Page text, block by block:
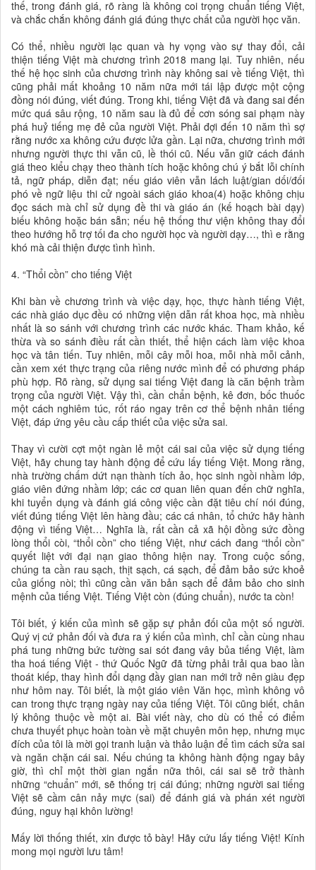
thế, trong đánh giá, rõ ràng là không coi trọng chuẩn tiếng Việt,
và chắc chắn không đánh giá đúng thực chất của người học văn.
Có thể, nhiều người lạc quan và hy vọng vào sự thay đổi, cải
thiện tiếng Việt mà chương trình 2018 mang lại. Tuy nhiên, nếu
thế hệ học sinh của chương trình này không sai về tiếng Việt, thì
cũng phải mất khoảng 10 năm nữa mới tái lập được một cộng
đồng nói đúng, viết đúng. Trong khi, tiếng Việt đã và đang sai đến
mức quá sâu rộng, 10 năm sau là đủ để cơn sóng sai phạm này
phá huỷ tiếng mẹ đẻ của người Việt. Phải đợi đến 10 năm thì sợ
rằng nước xa không cứu được lửa gần. Lại nữa, chương trình mới
nhưng người thực thi vẫn cũ, lề thói cũ. Nếu vẫn giữ cách đánh
giá theo kiểu chạy theo thành tích hoặc không chú ý bắt lỗi chính
tả, ngữ pháp, diễn đạt; nếu giáo viên vẫn lách luật/gian dối/đối
phó về ngữ liệu thi cử ngoài sách giáo khoa(4) hoặc không chịu
đọc sách mà chỉ sử dụng đề thi và giáo án (kế hoạch bài dạy)
biếu không hoặc bán sẵn; nếu hệ thống thư viện không thay đổi
theo hướng hỗ trợ tối đa cho người học và người dạy…, thì e rằng
khó mà cải thiện được tình hình.
4. “Thổi cồn” cho tiếng Việt
Khi bàn về chương trình và việc dạy, học, thực hành tiếng Việt,
các nhà giáo dục đều có những viện dẫn rất khoa học, mà nhiều
nhất là so sánh với chương trình các nước khác. Tham khảo, kế
thừa và so sánh điều rất cần thiết, thể hiện cách làm việc khoa
học và tân tiến. Tuy nhiên, mỗi cây mỗi hoa, mỗi nhà mỗi cảnh,
cần xem xét thực trạng của riêng nước mình để có phương pháp
phù hợp. Rõ ràng, sử dụng sai tiếng Việt đang là căn bệnh trầm
trọng của người Việt. Vậy thì, cần chẩn bệnh, kê đơn, bốc thuốc
một cách nghiêm túc, rốt ráo ngay trên cơ thể bệnh nhân tiếng
Việt, đáp ứng yêu cầu cấp thiết của việc sửa sai.
Thay vì cười cợt một ngàn lẻ một cái sai của việc sử dụng tiếng
Việt, hãy chung tay hành động để cứu lấy tiếng Việt. Mong rằng,
nhà trường chấm dứt nạn thành tích ảo, học sinh ngồi nhầm lớp,
giáo viên đứng nhầm lớp; các cơ quan liên quan đến chữ nghĩa,
khi tuyển dụng và đánh giá công việc cần đặt tiêu chí nói đúng,
viết đúng tiếng Việt lên hàng đầu; các cá nhân, tổ chức hãy hành
động vì tiếng Việt… Nghĩa là, rất cần cả xã hội đồng sức đồng
lòng thổi còi, “thổi cồn” cho tiếng Việt, như cách đang “thổi cồn”
quyết liệt với đại nạn giao thông hiện nay. Trong cuộc sống,
chúng ta cần rau sạch, thịt sạch, cá sạch, để đảm bảo sức khoẻ
của giống nòi; thì cũng cần văn bản sạch để đảm bảo cho sinh
mệnh của tiếng Việt. Tiếng Việt còn (đúng chuẩn), nước ta còn!
Tôi biết, ý kiến của mình sẽ gặp sự phản đối của một số người.
Quý vị cứ phản đối và đưa ra ý kiến của mình, chỉ cần cùng nhau
phá tung những bức tường sai sót đang vây bủa tiếng Việt, làm
tha hoá tiếng Việt - thứ Quốc Ngữ đã từng phải trải qua bao lần
thoát kiếp, thay hình đổi dạng đầy gian nan mới trở nên giàu đẹp
như hôm nay. Tôi biết, là một giáo viên Văn học, mình không vô
can trong thực trạng ngày nay của tiếng Việt. Tôi cũng biết, chân
lý không thuộc về một ai. Bài viết này, cho dù có thể có điểm
chưa thuyết phục hoàn toàn về mặt chuyên môn hẹp, nhưng mục
đích của tôi là mời gọi tranh luận và thảo luận để tìm cách sửa sai
và ngăn chặn cái sai. Nếu chúng ta không hành động ngay bây
giờ, thì chỉ một thời gian ngắn nữa thôi, cái sai sẽ trở thành
những “chuẩn” mới, sẽ thống trị cái đúng; những người sai tiếng
Việt sẽ cầm cân nảy mực (sai) để đánh giá và phán xét người
đúng, nguy hại khôn lường!
Mấy lời thống thiết, xin được tỏ bày! Hãy cứu lấy tiếng Việt! Kính
mong mọi người lưu tâm!